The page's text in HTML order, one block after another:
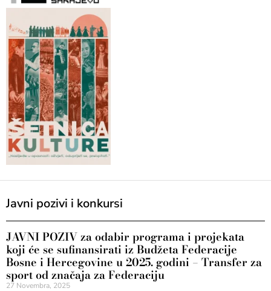
Javni pozivi i konkursi
JAVNI POZIV za odabir programa i projekata
koji će se sufinansirati iz Budžeta Federacije
Bosne i Hercegovine u 2025. godini – Transfer za
sport od značaja za Federaciju
27 Novembra, 2025